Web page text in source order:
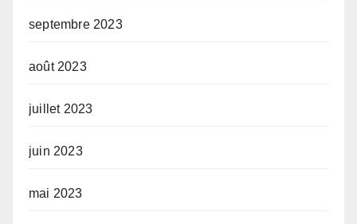
septembre 2023
août 2023
juillet 2023
juin 2023
mai 2023